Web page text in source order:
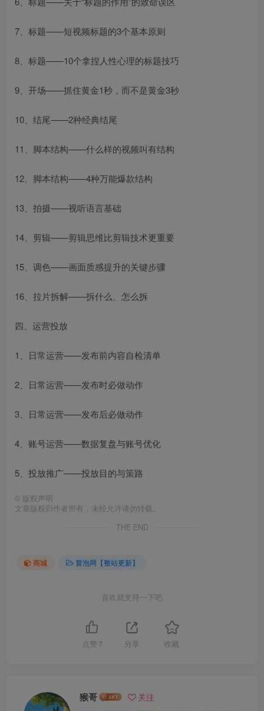
7、标题——短视频标题的3个基本原则
8、标题——10个拿捏人性心理的标题技巧
9、开场——抓住黄金1秒，而不是黄金3秒
10、结尾——2种经典结尾
11、脚本结构——什么样的视频叫有结构
12、脚本结构——4种万能爆款结构
13、拍摄——视听语言基础
14、剪辑——剪辑思维比剪辑技术更重要
15、调色——画面质感提升的关键步骤
16、拉片拆解——拆什么、怎么拆
四、运营投放
1、日常运营——发布前内容自检清单
2、日常运营——发布时必做动作
3、日常运营——发布后必做动作
4、账号运营——数据复盘与账号优化
5、投放推广——投放目的与策路
© 版权声明
文章版权归作者所有，未经允许请勿转载。
THE END
商城 冒泡网【整站更新】
喜欢就支持一下吧
点赞 7 分享 收藏
猴哥 关注